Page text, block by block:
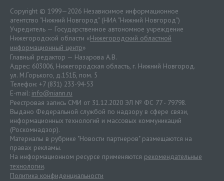
Copyright © 1999—2026 Независимое информационное
агентство "Нижний Новгород" (НИА "Нижний Новгород")
Учредитель — Государственное автономное учреждение
Нижегородской области «Нижегородский областной
информационный центр»
Главный редактор — Назарова А.В.
Адрес: 603006, Нижегородская область, г. Нижний Новгород.
ул. М.Горького, д.151Б, пом. 5
Телефон: +7 (831) 233-94-53
E-mail: info@niann.ru
Реестровая запись СМИ от 31.12.2020 ЭЛ № ФС 77 - 79798.
Выдано Федеральной службой по надзору в сфере связи,
информационных технологий и массовых коммуникаций
(Роскомнадзор).
Материалы в рубрике "Новости партнеров" размещаются на
правах рекламы.
На информационном ресурсе применяются рекомендательные
технологии.
Политика конфиденциальности